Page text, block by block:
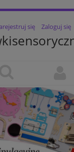
się Zaloguj się